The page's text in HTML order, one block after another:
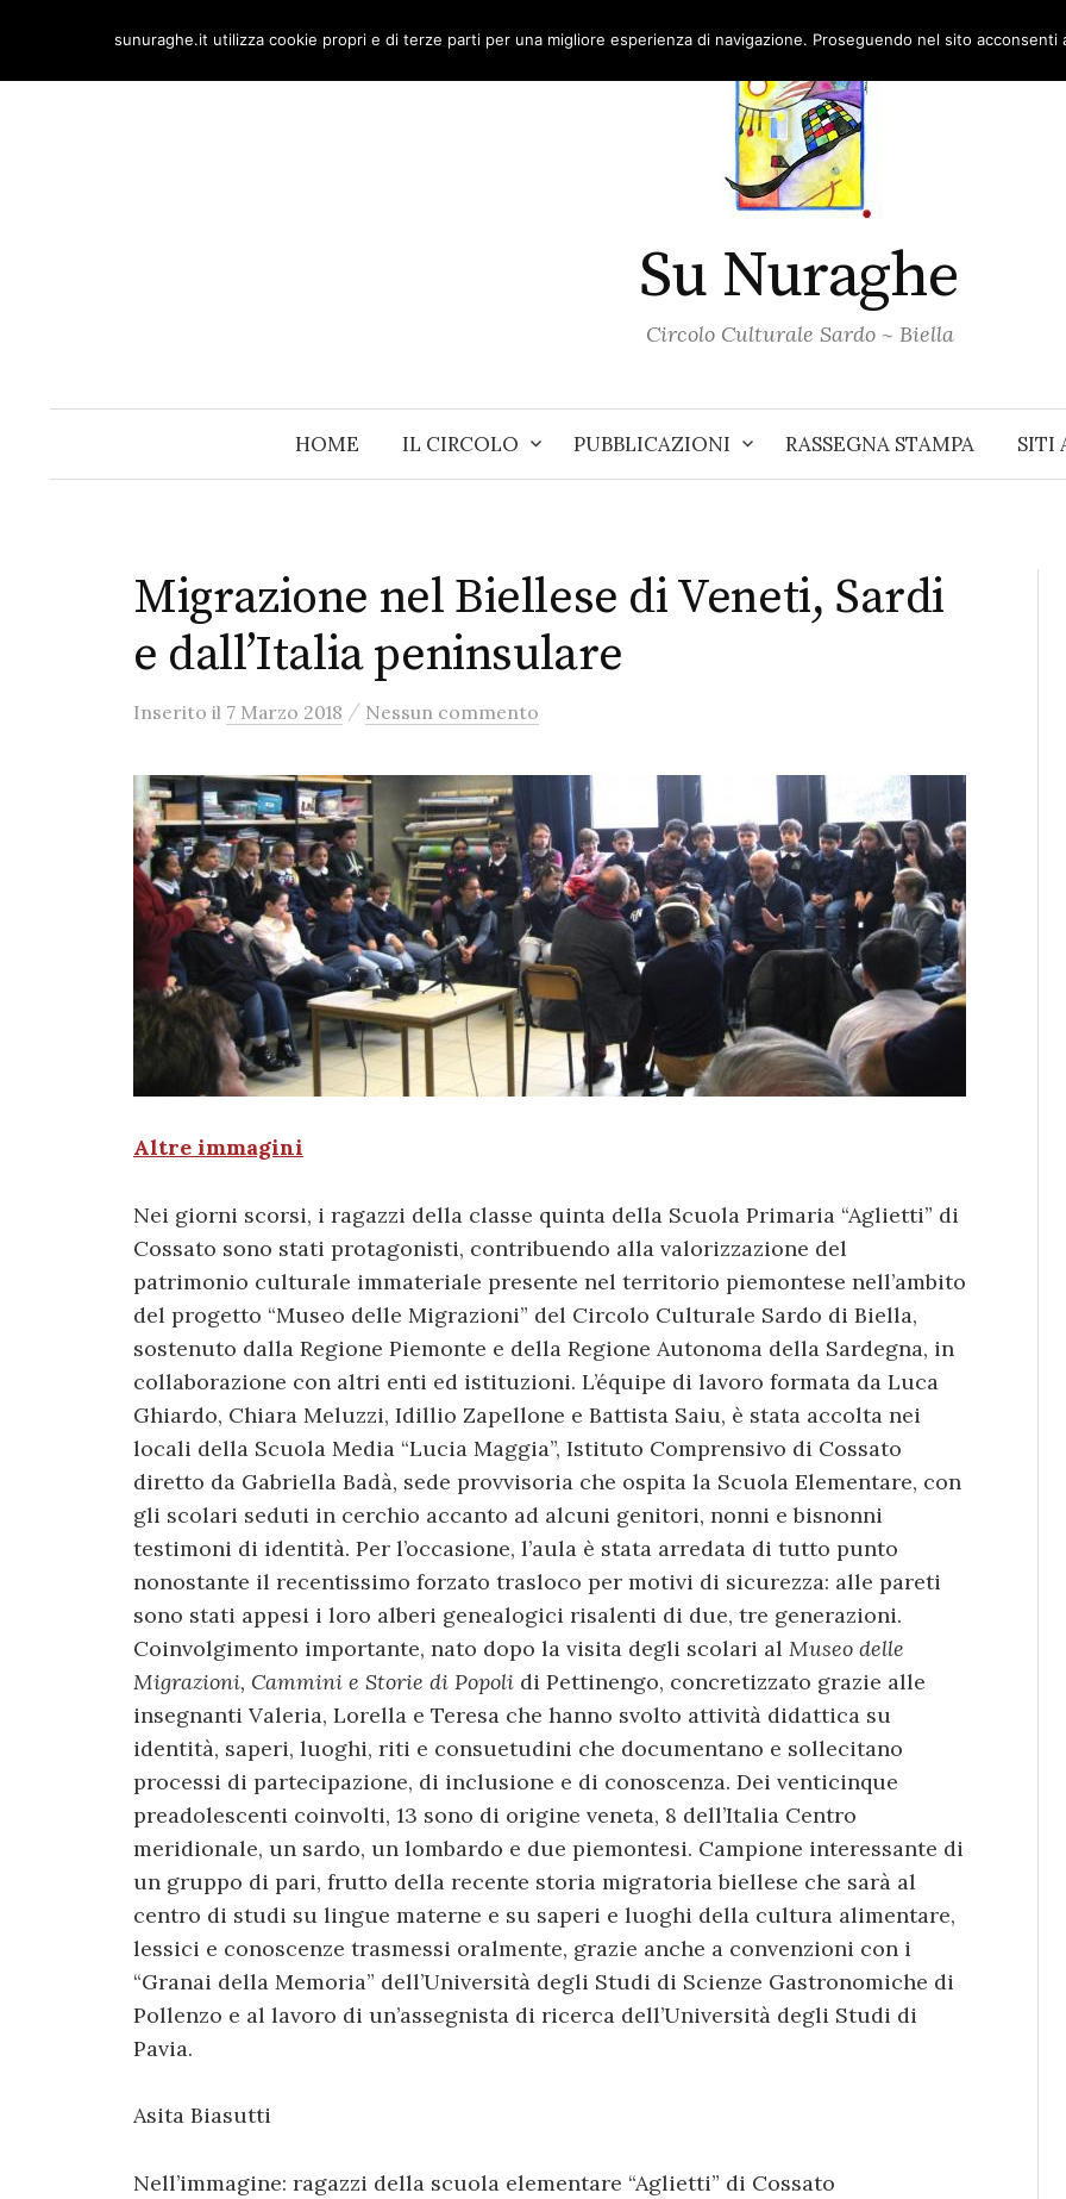
content
Su Nuraghe
Circolo Culturale Sardo ~ Biella
HOME IL CIRCOLO PUBBLICAZIONI RASSEGNA STAMPA SITI
Migrazione nel Biellese di Veneti, Sardi
e dall’Italia peninsulare
Inserito il 7 Marzo 2018 / Nessun commento
Altre immagini
Nei giorni scorsi, i ragazzi della classe quinta della Scuola Primaria “Aglietti” di
Cossato sono stati protagonisti, contribuendo alla valorizzazione del
patrimonio culturale immateriale presente nel territorio piemontese nell’ambito
del progetto “Museo delle Migrazioni” del Circolo Culturale Sardo di Biella,
sostenuto dalla Regione Piemonte e della Regione Autonoma della Sardegna, in
collaborazione con altri enti ed istituzioni. L’équipe di lavoro formata da Luca
Ghiardo, Chiara Meluzzi, Idillio Zapellone e Battista Saiu, è stata accolta nei
locali della Scuola Media “Lucia Maggia”, Istituto Comprensivo di Cossato
diretto da Gabriella Badà, sede provvisoria che ospita la Scuola Elementare, con
gli scolari seduti in cerchio accanto ad alcuni genitori, nonni e bisnonni
testimoni di identità. Per l’occasione, l’aula è stata arredata di tutto punto
nonostante il recentissimo forzato trasloco per motivi di sicurezza: alle pareti
sono stati appesi i loro alberi genealogici risalenti di due, tre generazioni.
Coinvolgimento importante, nato dopo la visita degli scolari al Museo delle
Migrazioni, Cammini e Storie di Popoli di Pettinengo, concretizzato grazie alle
insegnanti Valeria, Lorella e Teresa che hanno svolto attività didattica su
identità, saperi, luoghi, riti e consuetudini che documentano e sollecitano
processi di partecipazione, di inclusione e di conoscenza. Dei venticinque
preadolescenti coinvolti, 13 sono di origine veneta, 8 dell’Italia Centro
meridionale, un sardo, un lombardo e due piemontesi. Campione interessante di
un gruppo di pari, frutto della recente storia migratoria biellese che sarà al
centro di studi su lingue materne e su saperi e luoghi della cultura alimentare,
lessici e conoscenze trasmessi oralmente, grazie anche a convenzioni con i
“Granai della Memoria” dell’Università degli Studi di Scienze Gastronomiche di
Pollenzo e al lavoro di un’assegnista di ricerca dell’Università degli Studi di
Pavia.
Asita Biasutti
Nell’immagine: ragazzi della scuola elementare “Aglietti” di Cossato
sunuraghe.it utilizza cookie propri e di terze parti per una migliore esperienza di navigazione. Proseguendo nel sito acconsenti